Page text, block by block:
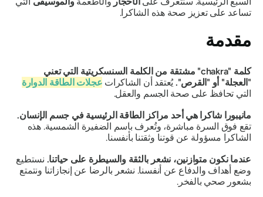
تساعد على تعزيز صحة هذه الشاكرا.
مقدمة
كلمة " chakra" مشتقة من الكلمة السنسكريتية التي تعني
"العجلة" أو "القرص".يُعتقد أن الشاكراتعجلات الطاقة الدوارة
التي تحافظ على صحة الجسم والعقل.
مانيبورا شاكراهي أحد مراكز الطاقة الرئيسية في جسم الإنسان.
تقع فوق السرة مباشرة، وتُعرف باسم الضفيرة الشمسية.هذه
الشاكرا مسؤولة عن قوتنا وثقتنا بأنفسنا.
عندما نكون متوازنين، نشعر بالثقة والسيطرة على حياتنا.نستطيع
وضع أهداف والدفاع عن أنفسنا. نشعر بالرضا عن إنجازاتنا ونتمتع
بشعور صحي بالفخر.